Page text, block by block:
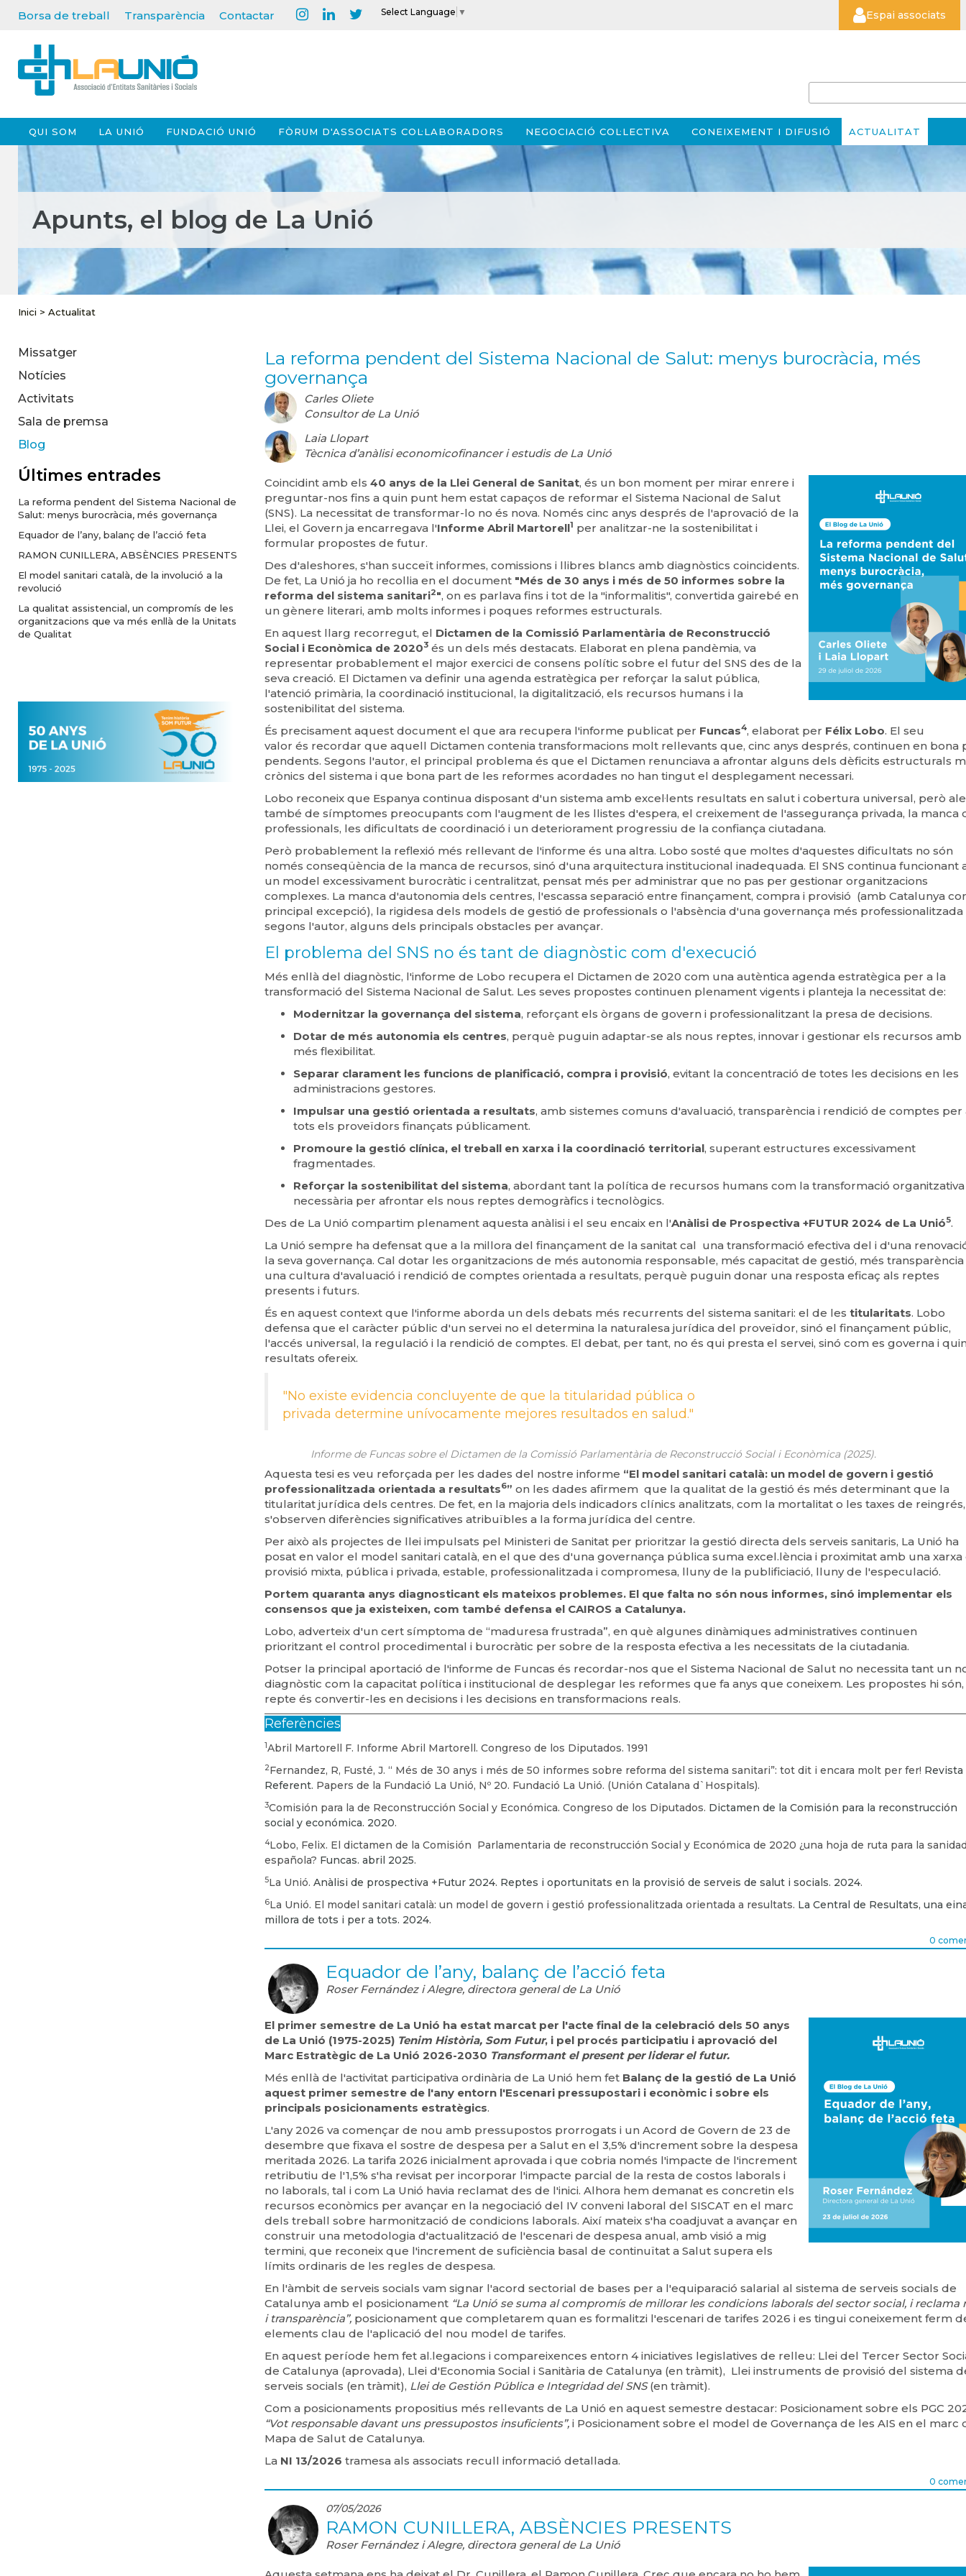
Borsa de treball Transparència Contactar Select Language ▼ Espai associats
QUI SOM LA UNIÓ FUNDACIÓ UNIÓ FÒRUM D'ASSOCIATS COL·LABORADORS NEGOCIACIÓ COL·LECTIVA CONEIXEMENT I DIFUSIÓ ACTUALITAT
Apunts, el blog de La Unió
Inici > Actualitat
Missatger
Notícies
Activitats
Sala de premsa
Blog
Últimes entrades
La reforma pendent del Sistema Nacional de
Salut: menys burocràcia, més governança
Equador de l’any, balanç de l’acció feta
RAMON CUNILLERA, ABSÈNCIES PRESENTS
El model sanitari català, de la involució a la
revolució
La qualitat assistencial, un compromís de les
organitzacions que va més enllà de la Unitats
de Qualitat
La reforma pendent del Sistema Nacional de Salut: menys burocràcia, més
governança
Carles Oliete
Consultor de La Unió
Laia Llopart
Tècnica d’anàlisi economicofinancer i estudis de La Unió
Coincidint amb els 40 anys de la Llei General de Sanitat, és un bon moment per mirar enrere i
preguntar-nos fins a quin punt hem estat capaços de reformar el Sistema Nacional de Salut
(SNS). La necessitat de transformar-lo no és nova. Només cinc anys després de l'aprovació de la
Llei, el Govern ja encarregava l'Informe Abril Martorell1 per analitzar-ne la sostenibilitat i
formular propostes de futur.
Des d'aleshores, s'han succeït informes, comissions i llibres blancs amb diagnòstics coincidents.
De fet, La Unió ja ho recollia en el document "Més de 30 anys i més de 50 informes sobre la
reforma del sistema sanitari2", on es parlava fins i tot de la "informalitis", convertida gairebé en
un gènere literari, amb molts informes i poques reformes estructurals.
En aquest llarg recorregut, el Dictamen de la Comissió Parlamentària de Reconstrucció
Social i Econòmica de 20203és un dels més destacats. Elaborat en plena pandèmia, va
representar probablement el major exercici de consens polític sobre el futur del SNS des de la
seva creació. El Dictamen va definir una agenda estratègica per reforçar la salut pública,
l'atenció primària, la coordinació institucional, la digitalització, els recursos humans i la
sostenibilitat del sistema.
És precisament aquest document el que ara recupera l'informe publicat per Funcas4, elaborat per Félix Lobo. El seu
valor és recordar que aquell Dictamen contenia transformacions molt rellevants que, cinc anys després, continuen en bona
pendents. Segons l'autor, el principal problema és que el Dictamen renunciava a afrontar alguns dels dèficits estructurals
crònics del sistema i que bona part de les reformes acordades no han tingut el desplegament necessari.
Lobo reconeix que Espanya continua disposant d'un sistema amb excel·lents resultats en salut i cobertura universal, però
també de símptomes preocupants com l'augment de les llistes d'espera, el creixement de l'assegurança privada, la manca
professionals, les dificultats de coordinació i un deteriorament progressiu de la confiança ciutadana.
Però probablement la reflexió més rellevant de l'informe és una altra. Lobo sosté que moltes d'aquestes dificultats no són
només conseqüència de la manca de recursos, sinó d'una arquitectura institucional inadequada. El SNS continua funcionant
un model excessivament burocràtic i centralitzat, pensat més per administrar que no pas per gestionar organitzacions
complexes. La manca d'autonomia dels centres, l'escassa separació entre finançament, compra i provisió (amb Catalunya
principal excepció), la rigidesa dels models de gestió de professionals o l'absència d'una governança més professionalitzada
segons l'autor, alguns dels principals obstacles per avançar.
El problema del SNS no és tant de diagnòstic com d'execució
Més enllà del diagnòstic, l'informe de Lobo recupera el Dictamen de 2020 com una autèntica agenda estratègica per a la
transformació del Sistema Nacional de Salut. Les seves propostes continuen plenament vigents i planteja la necessitat de:
Modernitzar la governança del sistema, reforçant els òrgans de govern i professionalitzant la presa de decisions.
Dotar de més autonomia els centres, perquè puguin adaptar-se als nous reptes, innovar i gestionar els recursos amb
més flexibilitat.
Separar clarament les funcions de planificació, compra i provisió, evitant la concentració de totes les decisions en les
administracions gestores.
Impulsar una gestió orientada a resultats, amb sistemes comuns d'avaluació, transparència i rendició de comptes per
tots els proveïdors finançats públicament.
Promoure la gestió clínica, el treball en xarxa i la coordinació territorial, superant estructures excessivament
fragmentades.
Reforçar la sostenibilitat del sistema, abordant tant la política de recursos humans com la transformació organitzativa
necessària per afrontar els nous reptes demogràfics i tecnològics.
Des de La Unió compartim plenament aquesta anàlisi i el seu encaix en l'Anàlisi de Prospectiva +FUTUR 2024 de La Unió5.
La Unió sempre ha defensat que a la millora del finançament de la sanitat cal una transformació efectiva del i d'una
la seva governança. Cal dotar les organitzacions de més autonomia responsable, més capacitat de gestió, més transparència
una cultura d'avaluació i rendició de comptes orientada a resultats, perquè puguin donar una resposta eficaç als reptes
presents i futurs.
És en aquest context que l'informe aborda un dels debats més recurrents del sistema sanitari: el de les titularitats. Lobo
defensa que el caràcter públic d'un servei no el determina la naturalesa jurídica del proveïdor, sinó el finançament públic,
l'accés universal, la regulació i la rendició de comptes. El debat, per tant, no és qui presta el servei, sinó com es governa i
resultats ofereix.
"No existe evidencia concluyente de que la titularidad pública o
privada determine unívocamente mejores resultados en salud."
Informe de Funcas sobre el Dictamen de la Comissió Parlamentària de Reconstrucció Social i Econòmica (2025).
Aquesta tesi es veu reforçada per les dades del nostre informe “El model sanitari català: un model de govern i gestió
professionalitzada orientada a resultats6” on les dades afirmem que la qualitat de la gestió és més determinant que la
titularitat jurídica dels centres. De fet, en la majoria dels indicadors clínics analitzats, com la mortalitat o les taxes de
s'observen diferències significatives atribuïbles a la forma jurídica del centre.
Per això als projectes de llei impulsats pel Ministeri de Sanitat per prioritzar la gestió directa dels serveis sanitaris, La Unió ha
posat en valor el model sanitari català, en el que des d'una governança pública suma excel.lència i proximitat amb una xarxa
provisió mixta, pública i privada, estable, professionalitzada i compromesa, lluny de la publificiació, lluny de l'especulació.
Portem quaranta anys diagnosticant els mateixos problemes. El que falta no són nous informes, sinó implementar els
consensos que ja existeixen, com també defensa el CAIROS a Catalunya.
Lobo, adverteix d'un cert símptoma de “maduresa frustrada”, en què algunes dinàmiques administratives continuen
prioritzant el control procedimental i burocràtic per sobre de la resposta efectiva a les necessitats de la ciutadania.
Potser la principal aportació de l'informe de Funcas és recordar-nos que el Sistema Nacional de Salut no necessita tant un
diagnòstic com la capacitat política i institucional de desplegar les reformes que fa anys que coneixem. Les propostes hi
repte és convertir-les en decisions i les decisions en transformacions reals.
Referències
1Abril Martorell F. Informe Abril Martorell. Congreso de los Diputados. 1991
2Fernandez, R, Fusté, J. “ Més de 30 anys i més de 50 informes sobre reforma del sistema sanitari”: tot dit i encara molt per fer! Revista
Referent. Papers de la Fundació La Unió, Nº 20. Fundació La Unió. (Unión Catalana d`Hospitals).
3Comisión para la de Reconstrucción Social y Económica. Congreso de los Diputados. Dictamen de la Comisión para la reconstrucción
social y económica. 2020.
4Lobo, Felix. El dictamen de la Comisión Parlamentaria de reconstrucción Social y Económica de 2020 ¿una hoja de ruta para la
española? Funcas. abril 2025.
5La Unió. Anàlisi de prospectiva +Futur 2024. Reptes i oportunitats en la provisió de serveis de salut i socials. 2024.
6La Unió. El model sanitari català: un model de govern i gestió professionalitzada orientada a resultats. La Central de Resultats, una
millora de tots i per a tots. 2024.
0
Equador de l’any, balanç de l’acció feta
Roser Fernández i Alegre, directora general de La Unió
El primer semestre de La Unió ha estat marcat per l'acte final de la celebració dels 50 anys
de La Unió (1975-2025) Tenim Història, Som Futur, i pel procés participatiu i aprovació del
Marc Estratègic de La Unió 2026-2030 Transformant el present per liderar el futur.
Més enllà de l'activitat participativa ordinària de La Unió hem fet Balanç de la gestió de La Unió
aquest primer semestre de l'any entorn l'Escenari pressupostari i econòmic i sobre els
principals posicionaments estratègics.
L'any 2026 va començar de nou amb pressupostos prorrogats i un Acord de Govern de 23 de
desembre que fixava el sostre de despesa per a Salut en el 3,5% d'increment sobre la despesa
meritada 2026. La tarifa 2026 inicialment aprovada i que cobria només l'impacte de l'increment
retributiu de l'1,5% s'ha revisat per incorporar l'impacte parcial de la resta de costos laborals i
no laborals, tal i com La Unió havia reclamat des de l'inici. Alhora hem demanat es concretin els
recursos econòmics per avançar en la negociació del IV conveni laboral del SISCAT en el marc
dels treball sobre harmonització de condicions laborals. Així mateix s'ha coadjuvat a avançar en
construir una metodologia d'actualització de l'escenari de despesa anual, amb visió a mig
termini, que reconeix que l'increment de suficiència basal de continuïtat a Salut supera els
límits ordinaris de les regles de despesa.
En l'àmbit de serveis socials vam signar l'acord sectorial de bases per a l'equiparació salarial al sistema de serveis socials de
Catalunya amb el posicionament “La Unió se suma al compromís de millorar les condicions laborals del sector social, i reclama
i transparència”, posicionament que completarem quan es formalitzi l'escenari de tarifes 2026 i es tingui coneixement ferm
elements clau de l'aplicació del nou model de tarifes.
En aquest període hem fet al.legacions i compareixences entorn 4 iniciatives legislatives de relleu: Llei del Tercer Sector
de Catalunya (aprovada), Llei d'Economia Social i Sanitària de Catalunya (en tràmit), Llei instruments de provisió del sistema
serveis socials (en tràmit), Llei de Gestión Pública e Integridad del SNS(en tràmit).
Com a posicionaments propositius més rellevants de La Unió en aquest semestre destacar: Posicionament sobre els PGC
“Vot responsable davant uns pressupostos insuficients”, i Posicionament sobre el model de Governança de les AIS en el marc
Mapa de Salut de Catalunya.
La NI 13/2026 tramesa als associats recull informació detallada.
0
07/05/2026
RAMON CUNILLERA, ABSÈNCIES PRESENTS
Roser Fernández i Alegre, directora general de La Unió